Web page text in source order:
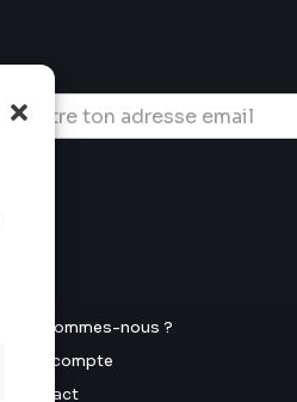
Qui sommes-nous ?
Mon compte
Contact